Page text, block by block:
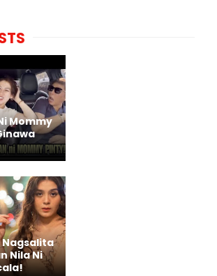
Mommy
Nagsalita
Nila Ni